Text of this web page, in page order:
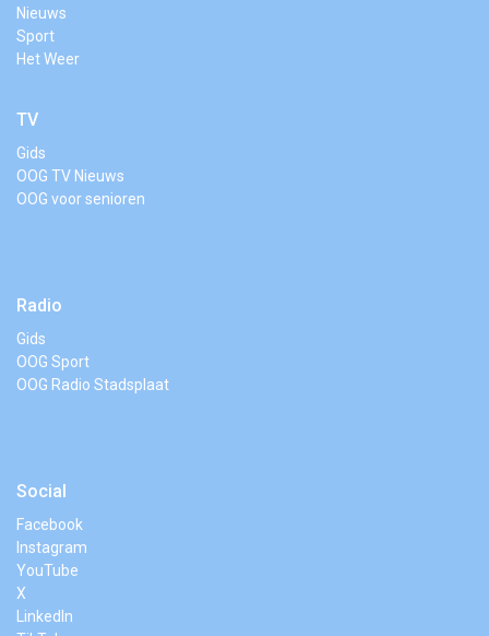
Nieuws
Sport
Het Weer
TV
Gids
OOG TV Nieuws
OOG voor senioren
Radio
Gids
OOG Sport
OOG Radio Stadsplaat
Social
Facebook
Instagram
YouTube
X
LinkedIn